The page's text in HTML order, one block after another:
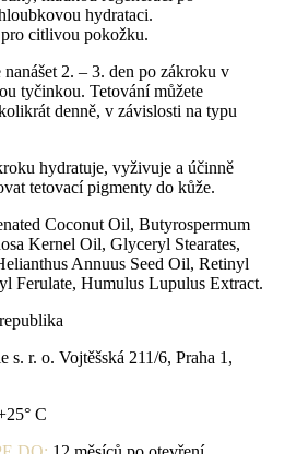
hydrataci.
citlivou pokožku.
nanášet 2. – 3. den po zákroku v
tyčinkou. Tetování můžete
denně, v závislosti na typu
hydratuje, vyživuje a účinně
tetovací pigmenty do kůže.
Coconut Oil, Butyrospermum
Kernel Oil, Glyceryl Stearates,
Annuus Seed Oil, Retinyl
Ferulate, Humulus Lupulus Extract.
s. r. o. Vojtěšská 211/6, Praha 1,
C